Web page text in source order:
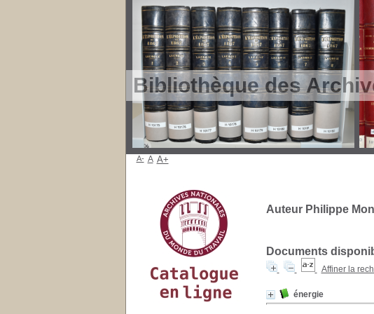
Bibliothèque des
Auteur Philippe
Documents
Affiner la
énergie
A- A A+